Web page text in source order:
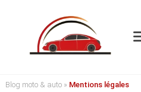
Blog moto & auto» Mentions légales